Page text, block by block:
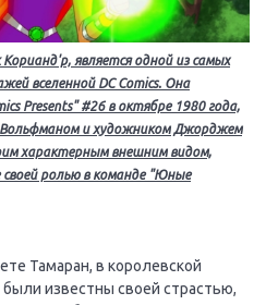
является одной из самых
вселенной DC Comics. Она
Presents" #26 в октябре 1980 года,
и художником Джорджем
характерным внешним видом,
ролью в команде "Юные
Тамаран, в королевской
известны своей страстью,